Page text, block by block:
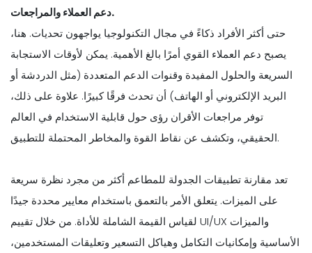
دعم العملاء والمراجعات.
حتى أكثر الأفراد ذكاءً في مجال التكنولوجيا يواجهون تحديات. هنا،
يصبح دعم العملاء القوي أمرًا بالغ الأهمية. يمكن لأوقات الاستجابة
السريعة والحلول المفيدة وقنوات الدعم المتعددة (مثل الدردشة أو
البريد الإلكتروني أو الهاتف) أن تحدث فرقًا كبيرًا. علاوة على ذلك،
توفر مراجعات الأقران رؤى حول قابلية الاستخدام في العالم
الحقيقي، وتكشف عن نقاط القوة والمخاطر المحتملة للتطبيق.
تعد مقارنة تطبيقات الجدولة للمطاعم أكثر من مجرد نظرة سريعة
على الميزات. يتعلق الأمر بالتعمق باستخدام معايير محددة جيدًا
لقياس القيمة الشاملة للأداة. من خلال تقييم UI/UX والميزات
الأساسية وإمكانيات التكامل وهياكل التسعير وتعليقات المستخدمين،